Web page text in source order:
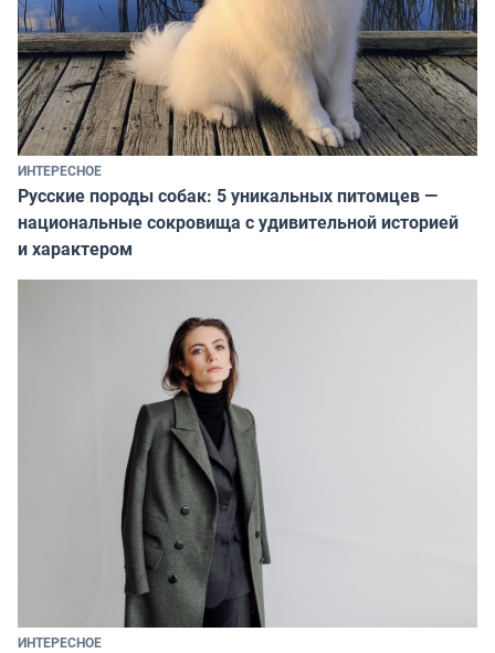
ИНТЕРЕСНОЕ
Русские породы собак: 5 уникальных питомцев —
национальные сокровища с удивительной историей
и характером
ИНТЕРЕСНОЕ